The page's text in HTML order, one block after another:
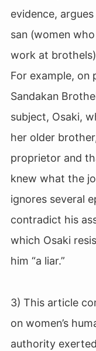
evidence,
san (women
work at
For example, on
Sandakan
subject, Osaki,
her older
proprietor and
knew what the
ignores several
contradict his
which Osaki
him “a liar.”
3) This article
on women’s
authority